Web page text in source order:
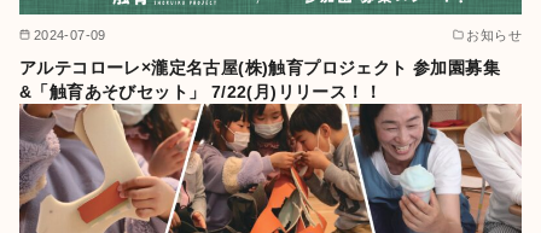
2024-07-09 お知らせ
アルテコローレ×瀧定名古屋(株)触育プロジェクト 参加園募集
&「触育あそびセット」 7/22(月)リリース！！